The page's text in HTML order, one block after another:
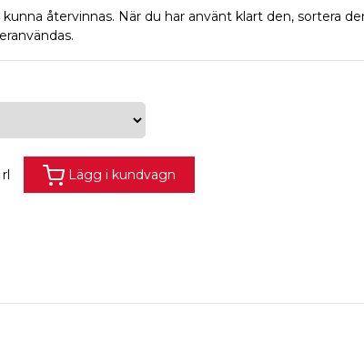
återvinnas. När du har använt klart den, sortera
rl Lägg i kundvagn